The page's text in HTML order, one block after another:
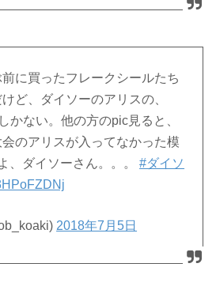
に買ったフレークシールたち
ど、ダイソーのアリスの、
かない。他の方のpic見ると、
のアリスが入ってなかった模
、ダイソーさん。。。#ダイソ
2018年7月5日